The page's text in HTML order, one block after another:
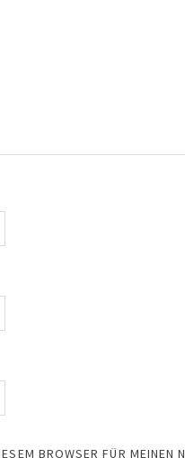
BROWSER FÜR MEINEN